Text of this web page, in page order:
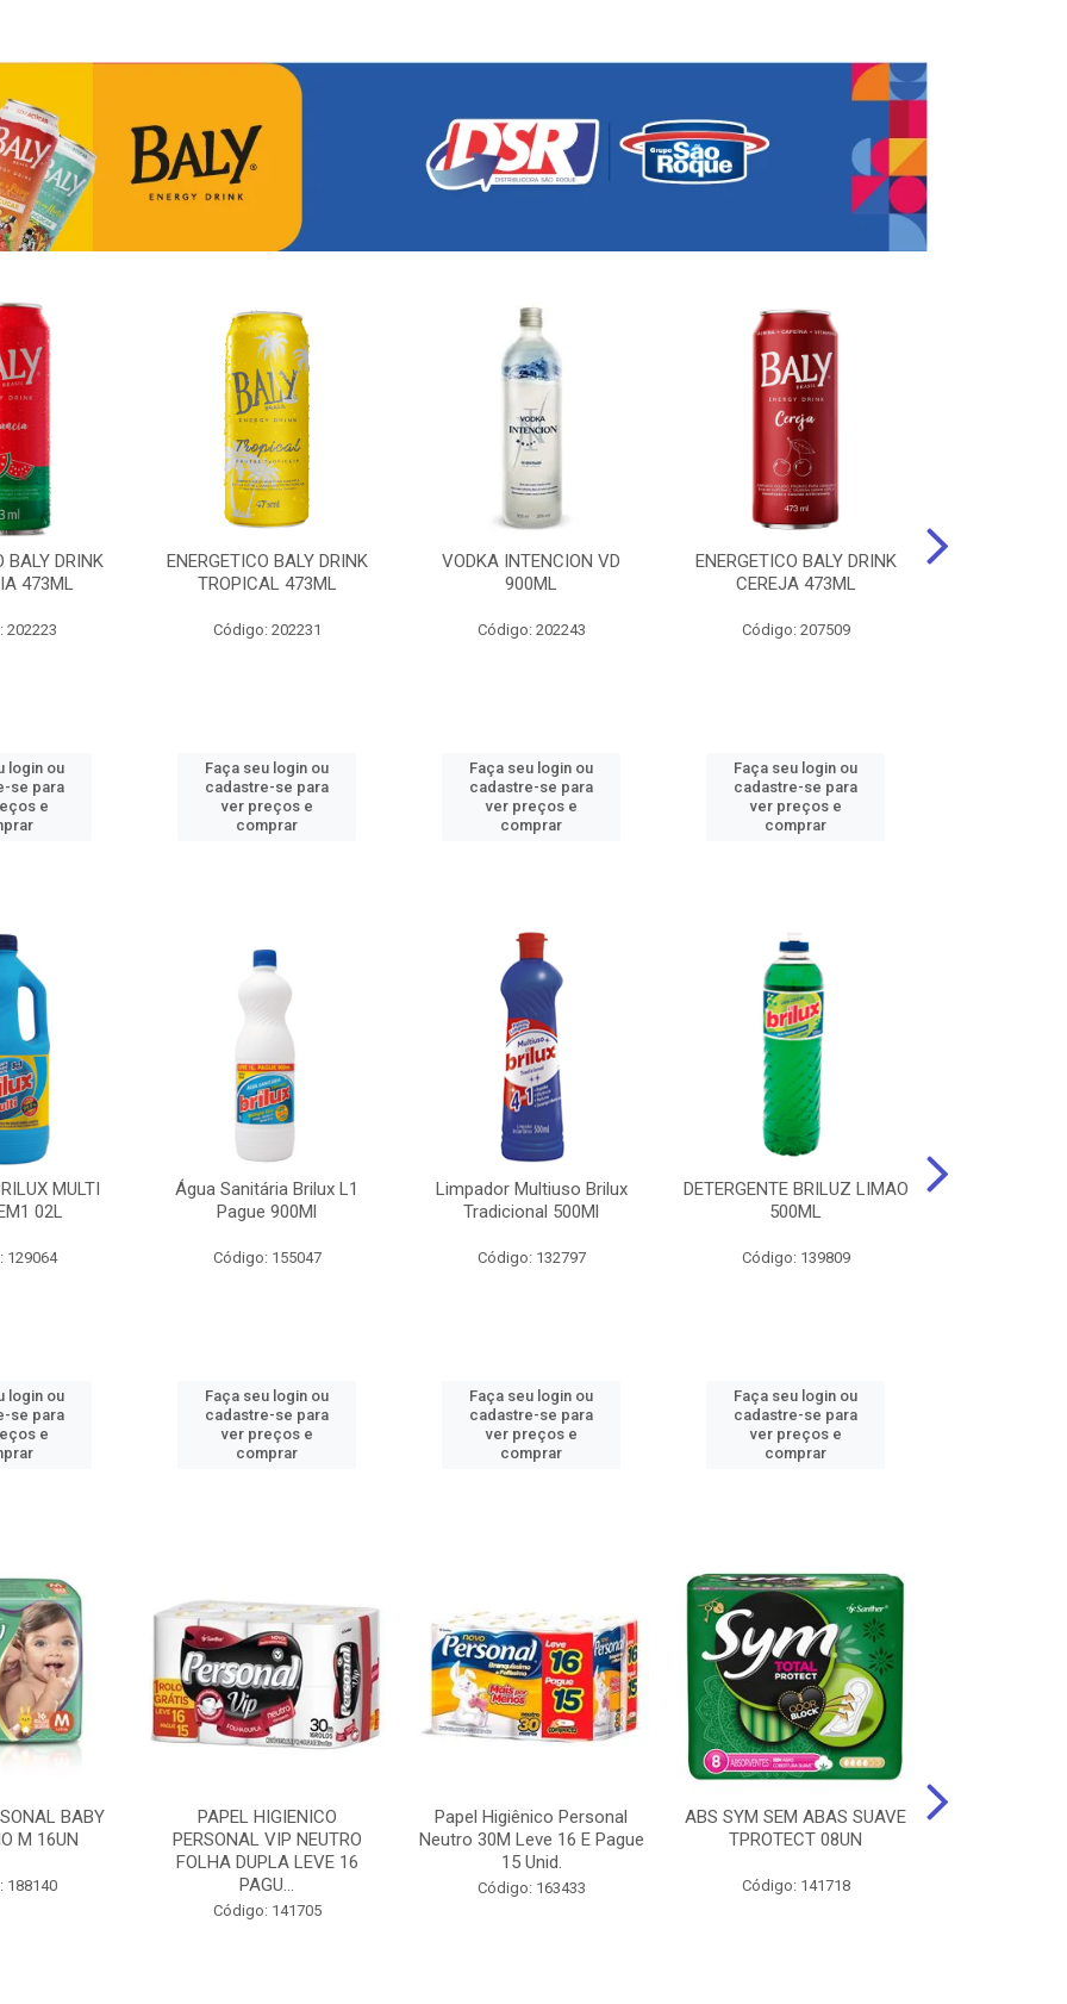
BALY DRINK
473ML
202223
login ou
se para
e
ENERGETICO BALY DRINK
TROPICAL 473ML
Código: 202231
Faça seu login ou
cadastre-se para
ver preços e
comprar
VODKA INTENCION VD
900ML
Código: 202243
Faça seu login ou
cadastre-se para
ver preços e
comprar
ENERGETICO BALY DRINK
CEREJA 473ML
Código: 207509
Faça seu login ou
cadastre-se para
ver preços e
comprar
MULTI
02L
129064
login ou
se para
e
Água Sanitária Brilux L1
Pague 900Ml
Código: 155047
Faça seu login ou
cadastre-se para
ver preços e
comprar
Limpador Multiuso Brilux
Tradicional 500Ml
Código: 132797
Faça seu login ou
cadastre-se para
ver preços e
comprar
DETERGENTE BRILUZ LIMAO
500ML
Código: 139809
Faça seu login ou
cadastre-se para
ver preços e
comprar
BABY
M 16UN
188140
PAPEL HIGIENICO
PERSONAL VIP NEUTRO
FOLHA DUPLA LEVE 16
PAGU...
Código: 141705
Papel Higiênico Personal
Neutro 30M Leve 16 E Pague
15 Unid.
Código: 163433
ABS SYM SEM ABAS SUAVE
TPROTECT 08UN
Código: 141718